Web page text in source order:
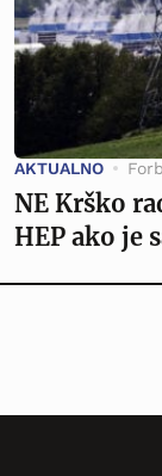
AKTUALNO
NE Krško
HEP ako je